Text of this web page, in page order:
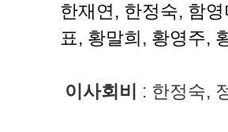
한재연, 한정숙, 함
표, 황말희, 황영주,
이사회비 : 한정숙,